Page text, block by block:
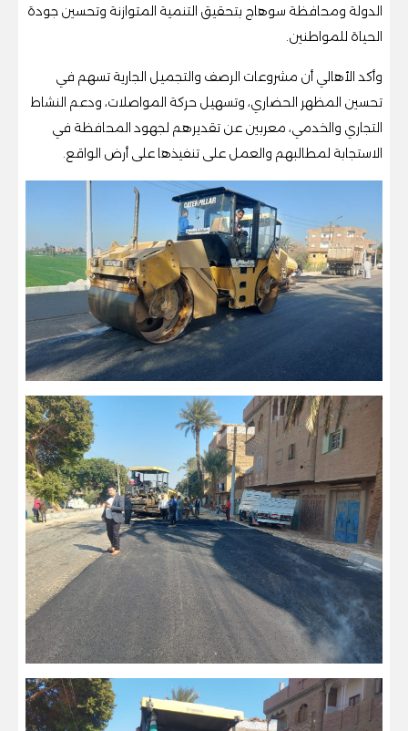
الدولة ومحافظة سوهاج بتحقيق التنمية المتوازنة وتحسين جودة
الحياة للمواطنين.
وأكد الأهالي أن مشروعات الرصف والتجميل الجارية تسهم في
تحسين المظهر الحضاري، وتسهيل حركة المواصلات، ودعم النشاط
التجاري والخدمي، معربين عن تقديرهم لجهود المحافظة في
الاستجابة لمطالبهم والعمل على تنفيذها على أرض الواقع.